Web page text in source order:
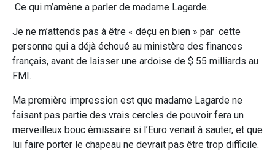
Ce qui m’amène a parler de madame Lagarde.
Je ne m’attends pas à être « déçu en bien » par cette
personne qui a déjà échoué au ministère des finances
français, avant de laisser une ardoise de $ 55 milliards au
FMI.
Ma première impression est que madame Lagarde ne
faisant pas partie des vrais cercles de pouvoir fera un
merveilleux bouc émissaire si l’Euro venait à sauter, et que
lui faire porter le chapeau ne devrait pas être trop difficile.